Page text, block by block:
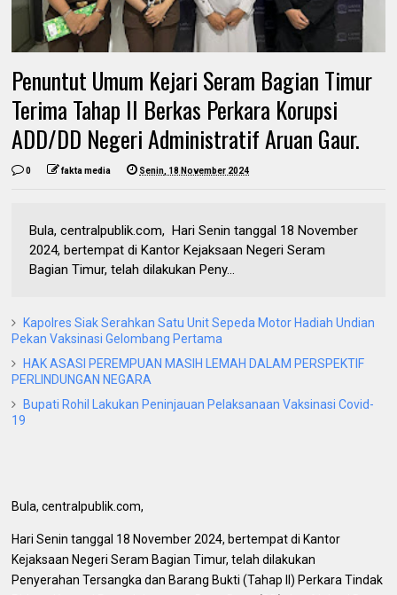
Penuntut Umum Kejari Seram Bagian Timur
Terima Tahap II Berkas Perkara Korupsi
ADD/DD Negeri Administratif Aruan Gaur.
0 fakta media Senin, 18 November 2024
Bula, centralpublik.com, Hari Senin tanggal 18 November
2024, bertempat di Kantor Kejaksaan Negeri Seram
Bagian Timur, telah dilakukan Peny...
Kapolres Siak Serahkan Satu Unit Sepeda Motor Hadiah Undian
Pekan Vaksinasi Gelombang Pertama
HAK ASASI PEREMPUAN MASIH LEMAH DALAM PERSPEKTIF
PERLINDUNGAN NEGARA
Bupati Rohil Lakukan Peninjauan Pelaksanaan Vaksinasi Covid-
19
Bula, centralpublik.com,
Hari Senin tanggal 18 November 2024, bertempat di Kantor
Kejaksaan Negeri Seram Bagian Timur, telah dilakukan
Penyerahan Tersangka dan Barang Bukti (Tahap II) Perkara Tindak